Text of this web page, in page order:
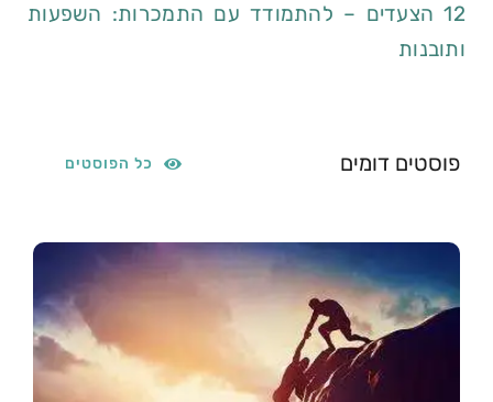
12 הצעדים – להתמודד עם התמכרות: השפעות
ותובנות
פוסטים דומים כל הפוסטים